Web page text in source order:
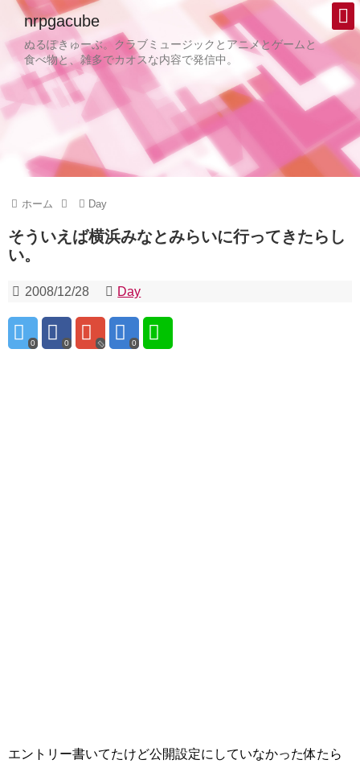
nrpgacube
ぬるぽきゅーぶ。クラブミュージックとアニメとゲームと
食べ物と、雑多でカオスな内容で発信中。
ホーム Day
そういえば横浜みなとみらいに行ってきたらし
い。
2008/12/28 Day
0 0 0
エントリー書いてたけど公開設定にしていなかった体たら